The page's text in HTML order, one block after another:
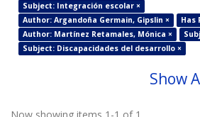
Subject: Integración escolar ×
Author: Argandoña Germain, Gipslin ×
Has
Author: Martínez Retamales, Mónica ×
Subject: Discapacidades del desarrollo ×
Show